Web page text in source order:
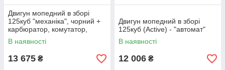
Двигун мопедний в зборі
125куб "механіка", чорний +
карбюратор, комутатор,
котушка запалювання, реле
поворотів, стартера, напруги
В наявності
13 675 ₴
Двигун мопедний в зборі
125куб (Active) - "автомат"
В наявності
12 006 ₴